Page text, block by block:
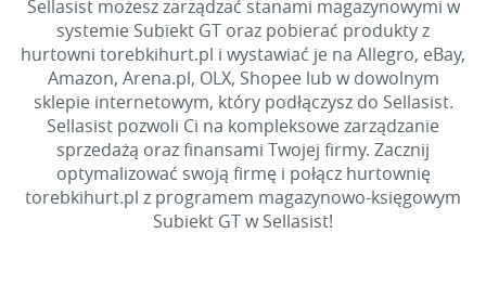
Sellasist możesz zarządzać stanami magazynowymi w
systemie Subiekt GT oraz pobierać produkty z
hurtowni torebkihurt.pl i wystawiać je na Allegro, eBay,
Amazon, Arena.pl, OLX, Shopee lub w dowolnym
sklepie internetowym, który podłączysz do Sellasist.
Sellasist pozwoli Ci na kompleksowe zarządzanie
sprzedażą oraz finansami Twojej firmy. Zacznij
optymalizować swoją firmę i połącz hurtownię
torebkihurt.pl z programem magazynowo-księgowym
Subiekt GT w Sellasist!